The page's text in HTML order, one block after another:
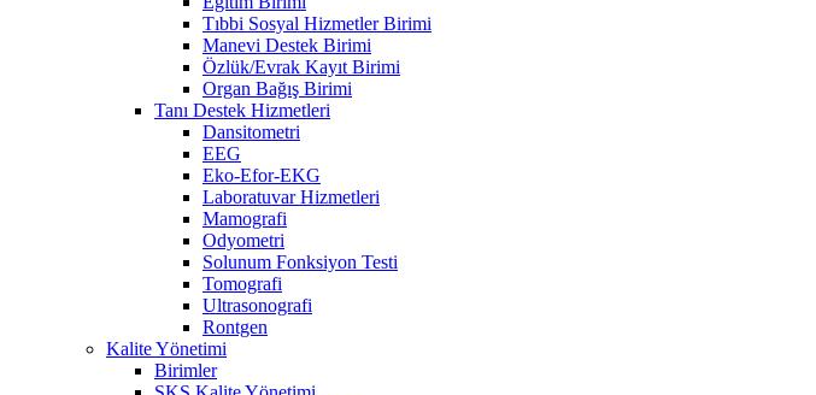
Tıbbi Sosyal Hizmetler Birimi
Manevi Destek Birimi
Özlük/Evrak Kayıt Birimi
Organ Bağış Birimi
Tanı Destek Hizmetleri
Dansitometri
EEG
Eko-Efor-EKG
Laboratuvar Hizmetleri
Mamografi
Odyometri
Solunum Fonksiyon Testi
Tomografi
Ultrasonografi
Rontgen
Kalite Yönetimi
Birimler